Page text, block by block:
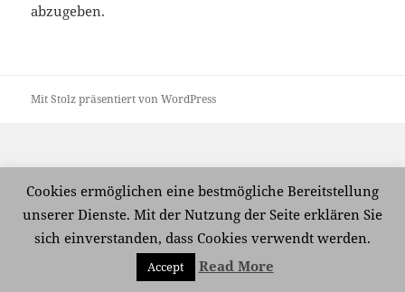
abzugeben.
Mit Stolz präsentiert von WordPress
Cookies ermöglichen eine bestmögliche Bereitstellung
unserer Dienste. Mit der Nutzung der Seite erklären Sie
sich einverstanden, dass Cookies verwendt werden.
Accept Read More